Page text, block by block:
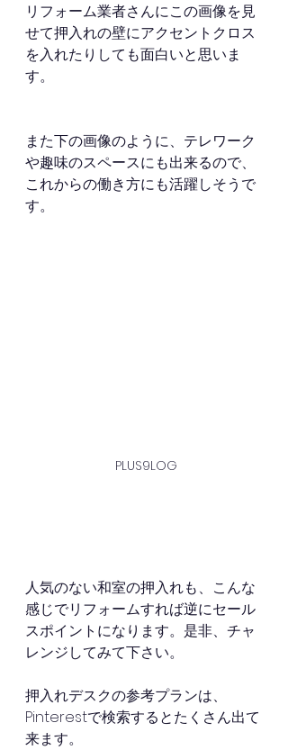
リフォーム業者さんにこの画像を見
せて押入れの壁にアクセントクロス
を入れたりしても面白いと思いま
す。
また下の画像のように、テレワーク
や趣味のスペースにも出来るので、
これからの働き方にも活躍しそうで
す。
PLUS9LOG
人気のない和室の押入れも、こんな
感じでリフォームすれば逆にセール
スポイントになります。是非、チャ
レンジしてみて下さい。
押入れデスクの参考プランは、
Pinterestで検索するとたくさん出て
来ます。